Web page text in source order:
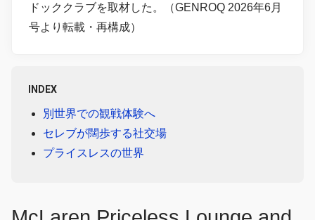
ドッククラブを取材した。（GENROQ 2026年6月
号より転載・再構成）
INDEX
別世界での観戦体験へ
セレブが闊歩する社交場
プライスレスの世界